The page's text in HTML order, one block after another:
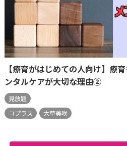
【療育がはじめての人向け】療
ンタルケアが大切な理由②
見放題
コプラス
大草美咲